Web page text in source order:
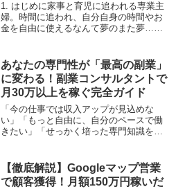
1. はじめに家事と育児に追われる専業主
婦。時間に追われ、自分自身の時間やお
金を自由に使えるなんて夢のまた夢…と
せ、収入アップを実現できるんです！今
回ご紹介するのは、Go...
あなたの専門性が「最高の副業」
に変わる！副業コンサルタントで
月30万以上を稼ぐ完全ガイド
「今の仕事では収入アップが見込めな
い」「もっと自由に、自分のペースで働
きたい」「せっかく培った専門知識を、
ンサルタントこそ、あなたの未来を切り
拓く「最高の選択肢」かもし...
【徹底解説】Googleマップ営業
で顧客獲得！月額150万円稼いだ